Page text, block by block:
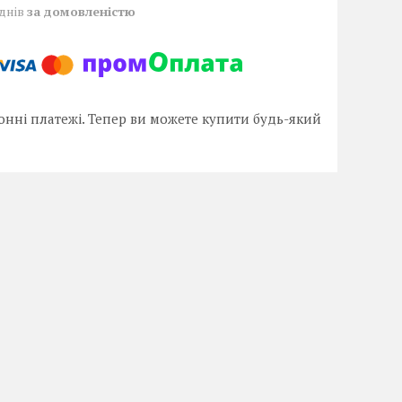
за домовленістю
платежі. Тепер ви можете купити будь-який